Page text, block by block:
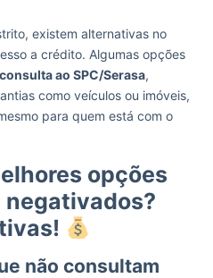
existem alternativas no
a crédito. Algumas opções
ao SPC/Serasa,
como veículos ou imóveis,
para quem está com o
opções
não consultam